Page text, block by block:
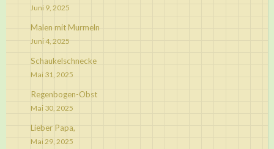
Juni 9, 2025
Malen mit Murmeln
Juni 4, 2025
Schaukelschnecke
Mai 31, 2025
Regenbogen-Obst
Mai 30, 2025
Lieber Papa,
Mai 29, 2025